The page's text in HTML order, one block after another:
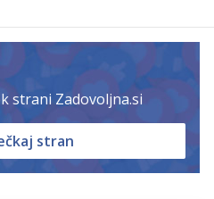
strani Zadovoljna.si
stran